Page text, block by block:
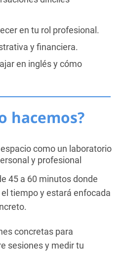
en tu rol profesional.
y financiera.
en inglés y cómo
hacemos?
como un laboratorio
y profesional
45 a 60 minutos donde
tiempo y estará enfocada
concretas para
sesiones y medir tu